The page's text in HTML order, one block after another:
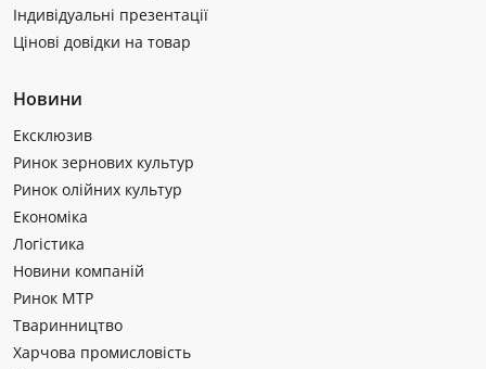
Індивідуальні презентації
Цінові довідки на товар
Новини
Ексклюзив
Ринок зернових культур
Ринок олійних культур
Економіка
Логістика
Новини компаній
Ринок МТР
Тваринництво
Харчова промисловість